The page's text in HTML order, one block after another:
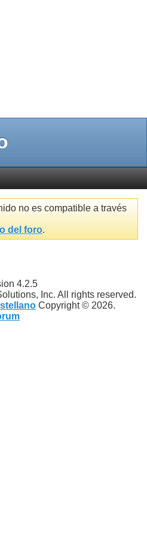
no es compatible a través
del foro.
4.2.5
Inc. All rights reserved.
Copyright © 2026.